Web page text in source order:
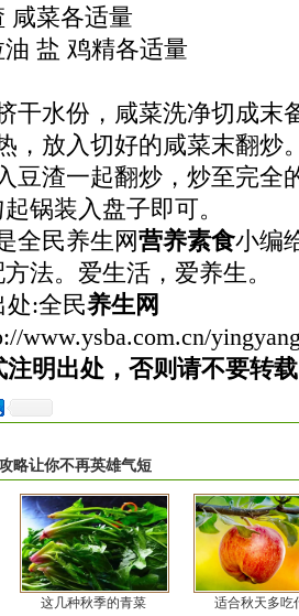
菜各适量
盐 鸡精各适量
水份，咸菜洗净切成末
，放入切好的咸菜末翻炒
渣一起翻炒，炒至完全
锅装入盘子即可。
民养生网营养素食小编
法。爱生活，爱养生。
:全民养生网
www.ysba.com.cn/
明出处，否则请不要转
略让你不再英雄气短
这几种秋季的青菜 适合秋天多吃